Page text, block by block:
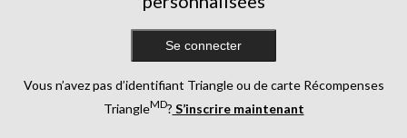
Se connecter
Vous n’avez pas d’identifiant Triangle ou de carte Récompenses
TriangleMD? S’inscrire maintenant